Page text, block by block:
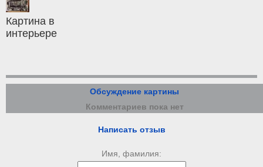
Картина в
интерьере
Обсуждение картины
Комментариев пока нет
Написать отзыв
Имя, фамилия: